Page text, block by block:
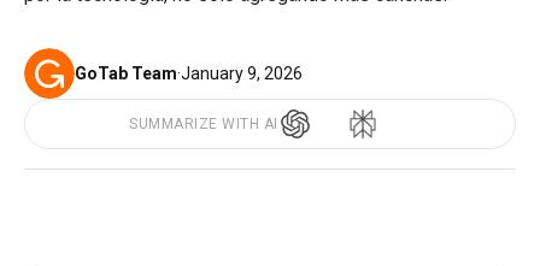
GoTab Team·January 9, 2026
SUMMARIZE WITH AI